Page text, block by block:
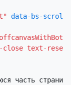
data-bs-scroll
close text-reset"
часть